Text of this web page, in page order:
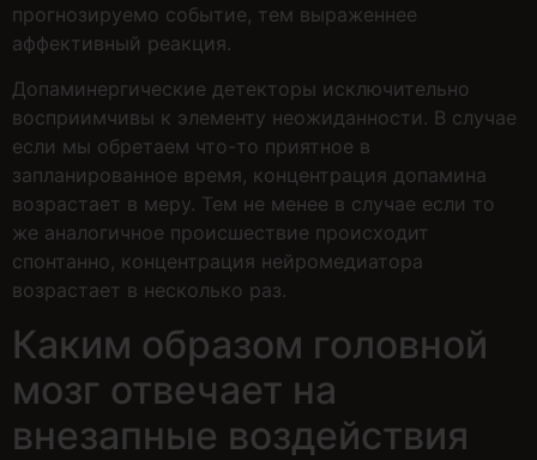
прогнозируемо событие, тем выраженнее
аффективный реакция.
Допаминергические детекторы исключительно
восприимчивы к элементу неожиданности. В случае
если мы обретаем что-то приятное в
запланированное время, концентрация допамина
возрастает в меру. Тем не менее в случае если то
же аналогичное происшествие происходит
спонтанно, концентрация нейромедиатора
возрастает в несколько раз.
Каким образом головной
мозг отвечает на
внезапные воздействия